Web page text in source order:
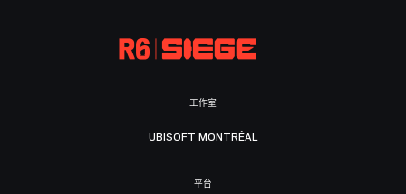
工作室
UBISOFT MONTRÉAL
平台